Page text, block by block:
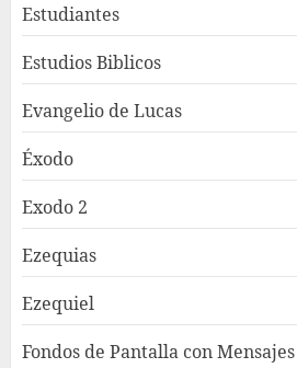
Estudiantes
Estudios Biblicos
Evangelio de Lucas
Éxodo
Exodo 2
Ezequias
Ezequiel
Fondos de Pantalla con Mensajes